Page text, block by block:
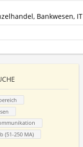
Bankwesen, IT
(51-250 MA)